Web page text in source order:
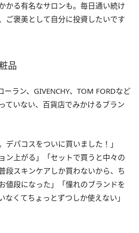
かる有名なサロンも。毎日通い続け
ご褒美として自分に投資したいです
品
ーラン、GIVENCHY、TOM FORDなど
ていない、百貨店でみかけるブラン
デパコスをついに買いました！」
ン上がる」「セットで買うと中々の
段スキンケアしか買わないから、ち
値段になった」「憧れのブランドを
なくてちょっとずつしか使えない」